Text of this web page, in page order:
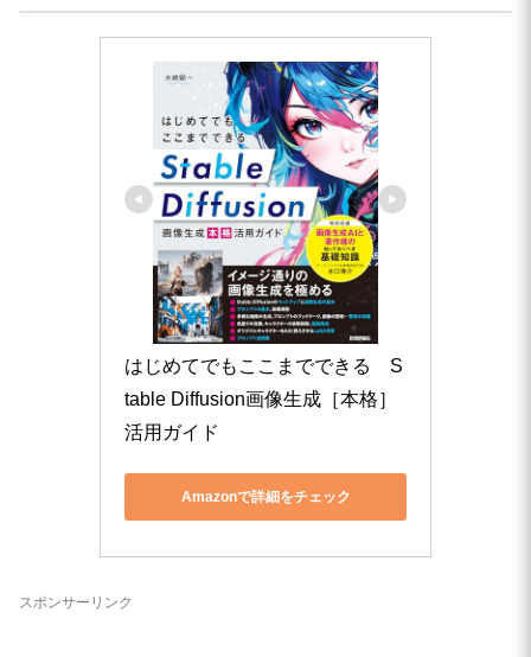
はじめてでもここまでできる　S
table Diffusion画像生成［本格］
活用ガイド
Amazonで詳細をチェック
スポンサーリンク